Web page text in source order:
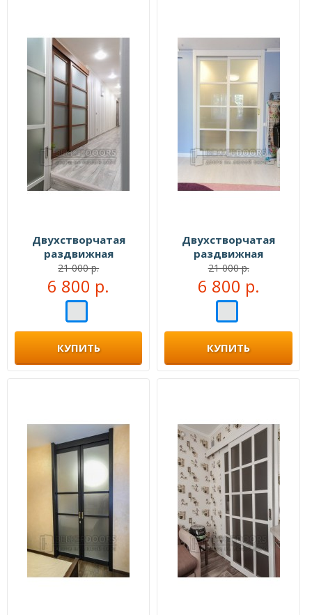
Двухстворчатая
раздвижная
перегородка №106333
21 000 р.
6 800 р.
КУПИТЬ
Двухстворчатая
раздвижная
перегородка №106444
21 000 р.
6 800 р.
КУПИТЬ